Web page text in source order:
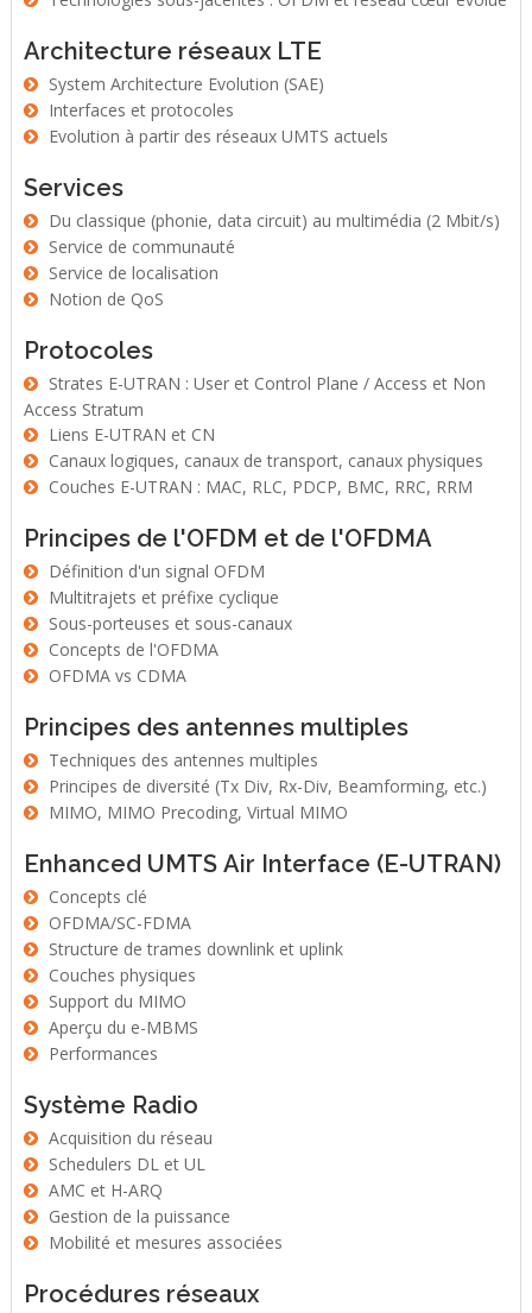
Architecture réseaux LTE
System Architecture Evolution (SAE)
Interfaces et protocoles
Evolution à partir des réseaux UMTS actuels
Services
Du classique (phonie, data circuit) au multimédia (2 Mbit/s)
Service de communauté
Service de localisation
Notion de QoS
Protocoles
Access Stratum
Liens E-UTRAN et CN
Canaux logiques, canaux de transport, canaux physiques
Couches E-UTRAN : MAC, RLC, PDCP, BMC, RRC, RRM
Principes de l'OFDM et de l'OFDMA
Définition d'un signal OFDM
Multitrajets et préfixe cyclique
Sous-porteuses et sous-canaux
Concepts de l'OFDMA
OFDMA vs CDMA
Principes des antennes multiples
Techniques des antennes multiples
Principes de diversité (Tx Div, Rx-Div, Beamforming, etc.)
MIMO, MIMO Precoding, Virtual MIMO
Enhanced UMTS Air Interface (E-UTRAN)
Concepts clé
OFDMA/SC-FDMA
Structure de trames downlink et uplink
Couches physiques
Support du MIMO
Aperçu du e-MBMS
Performances
Système Radio
Acquisition du réseau
Schedulers DL et UL
AMC et H-ARQ
Gestion de la puissance
Mobilité et mesures associées
Procédures réseaux